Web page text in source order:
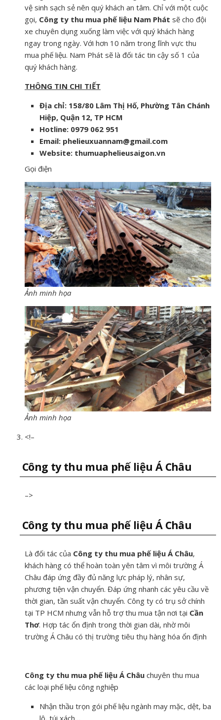
vệ sinh sạch sẻ nên quý khách an tâm. Chỉ với một cuộc
gọi, Công ty thu mua phế liệu Nam Phát sẽ cho đội
xe chuyên dụng xuống làm việc với quý khách hàng
ngay trong ngày. Với hơn 10 năm trong lĩnh vực thu
mua phế liệu. Nam Phát sẽ là đối tác tin cậy số 1 của
quý khách hàng.
THÔNG TIN CHI TIẾT
Địa chỉ: 158/80 Lâm Thị Hố, Phường Tân Chánh
Hiệp, Quận 12, TP HCM
Hotline: 0979 062 951
Email: phelieuxuannam@gmail.com
Website: thumuaphelieusaigon.vn
Gọi điện
Ảnh minh họa
Ảnh minh họa
<!–
Công ty thu mua phế liệu Á Châu
–>
Công ty thu mua phế liệu Á Châu
Là đối tác của Công ty thu mua phế liệu Á Châu,
khách hàng có thể hoàn toàn yên tâm vì môi trường Á
Châu đáp ứng đầy đủ năng lực pháp lý, nhân sự,
phương tiện vận chuyển. Đáp ứng nhanh các yêu cầu về
thời gian, tần suất vận chuyển. Công ty có trụ sở chính
tại TP HCM nhưng vẫn hỗ trợ thu mua tận nơi tại Cần
Thơ. Hợp tác ổn định trong thời gian dài, nhờ môi
trường Á Châu có thị trường tiêu thụ hàng hóa ổn định
Công ty thu mua phế liệu Á Châu chuyên thu mua
các loại phế liệu công nghiệp
Nhận thầu trọn gói phế liệu ngành may mặc, dệt, ba
lô, túi xách…